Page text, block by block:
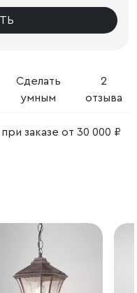
Сделать
умным
2
отзыва
заказе от 30 000 ₽